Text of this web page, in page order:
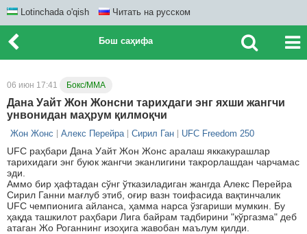
Lotinchada o'qish Читать на русском
Бош саҳифа
06 июн 17:41 Бокс/ММА
Дана Уайт Жон Жонсни тарихдаги энг яхши жангчи
унвонидан маҳрум қилмоқчи
Жон Жонс Алекс Перейра Сирил Ган UFC Freedom 250
UFC раҳбари Дана Уайт Жон Жонс аралаш яккакурашлар
тарихидаги энг буюк жангчи эканлигини такрорлашдан чарчамас
эди.
Аммо бир ҳафтадан сўнг ўтказиладиган жангда Алекс Перейра
Сирил Ганни мағлуб этиб, оғир вазн тоифасида вақтинчалик
UFC чемпионига айланса, ҳамма нарса ўзгариши мумкин. Бу
ҳақда ташкилот раҳбари Лига байрам тадбирини "кўргазма" деб
атаган Жо Роганнинг изоҳига жавобан маълум қилди.